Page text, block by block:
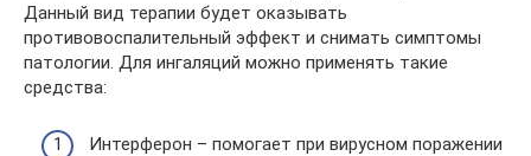
Данный вид терапии будет оказывать
противовоспалительный эффект и снимать симптомы
патологии. Для ингаляций можно применять такие
средства:
Интерферон – помогает при вирусном поражении